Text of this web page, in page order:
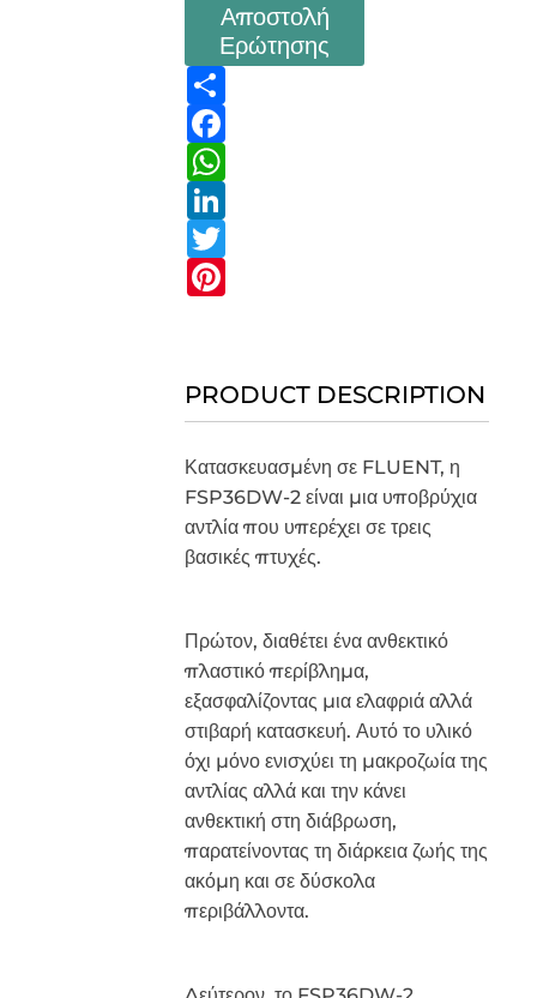
Αποστολή
Ερώτησης
PRODUCT DESCRIPTION
Κατασκευασμένη σε FLUENT, η
FSP36DW-2 είναι μια υποβρύχια
αντλία που υπερέχει σε τρεις
βασικές πτυχές.
Πρώτον, διαθέτει ένα ανθεκτικό
πλαστικό περίβλημα,
εξασφαλίζοντας μια ελαφριά αλλά
στιβαρή κατασκευή. Αυτό το υλικό
όχι μόνο ενισχύει τη μακροζωία της
αντλίας αλλά και την κάνει
ανθεκτική στη διάβρωση,
παρατείνοντας τη διάρκεια ζωής της
ακόμη και σε δύσκολα
περιβάλλοντα.